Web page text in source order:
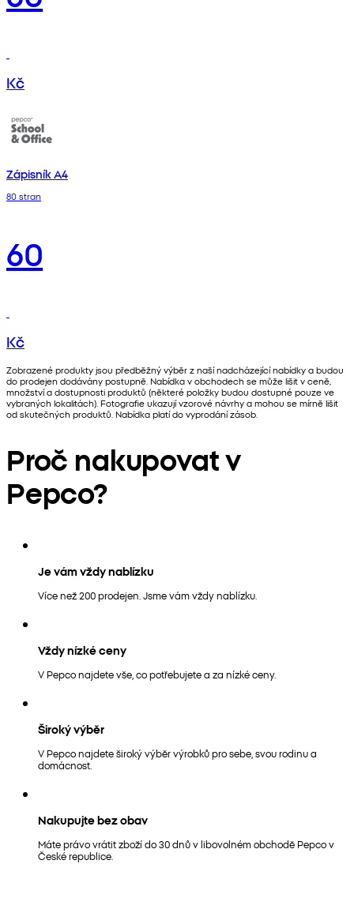
Kč
Zápisník A4
80 stran
60
Kč
Zobrazené produkty jsou předběžný výběr z naší nadcházející nabídky a budou
do prodejen dodávány postupně. Nabídka v obchodech se může lišit v ceně,
množství a dostupnosti produktů (některé položky budou dostupné pouze ve
vybraných lokalitách). Fotografie ukazují vzorové návrhy a mohou se mírně lišit
od skutečných produktů. Nabídka platí do vyprodání zásob.
Proč nakupovat v
Pepco?
Je vám vždy nablízku
Více než 200 prodejen. Jsme vám vždy nablízku.
Vždy nízké ceny
V Pepco najdete vše, co potřebujete a za nízké ceny.
Široký výběr
V Pepco najdete široký výběr výrobků pro sebe, svou rodinu a
domácnost.
Nakupujte bez obav
Máte právo vrátit zboží do 30 dnů v libovolném obchodě Pepco v
České republice.